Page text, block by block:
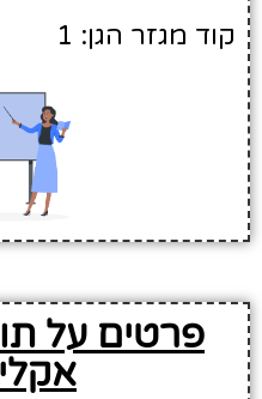
קוד מגזר הגן: 1
פרטים על